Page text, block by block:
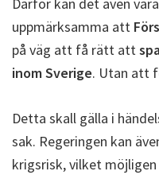
uppmärksamma att
på väg att få rätt att
inom Sverige. Utan att
Detta skall gälla i
sak. Regeringen kan
krigsrisk, vilket